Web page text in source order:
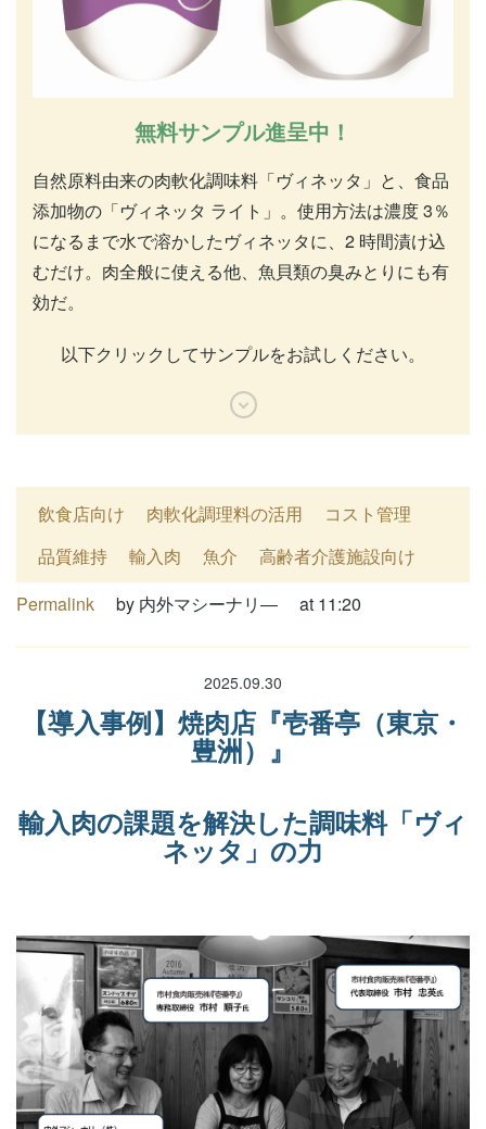
無料サンプル進呈中！
自然原料由来の肉軟化調味料「ヴィネッタ」と、食品
添加物の「ヴィネッタ ライト」。使用方法は濃度 3％
になるまで水で溶かしたヴィネッタに、2 時間漬け込
むだけ。肉全般に使える他、魚貝類の臭みとりにも有
効だ。
以下クリックしてサンプルをお試しください。
飲食店向け 肉軟化調理料の活用
コスト管理
品質維持
輸入肉 魚介
高齢者介護施設向け
Permalink
by 内外マシーナリ― at 11:20
2025.09.30
【導入事例】焼肉店『壱番亭（東京・
豊洲）』
輸入肉の課題を解決した調味料「ヴィ
ネッタ」の力